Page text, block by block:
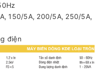
150/5A, 200/5A, 250/5A,
điện